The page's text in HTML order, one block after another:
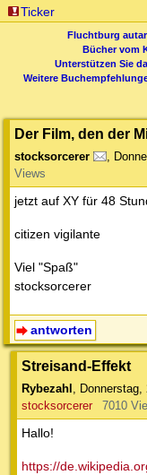
Ticker
Fluchtburg
Bücher vom
Unterstützen Sie
Weitere
Der Film, den der
stocksorcerer ,
Views
jetzt auf XY für 48
citizen vigilante
Viel "Spaß"
stocksorcerer
antworten
Streisand-Effekt
Rybezahl ,
stocksorcerer
7010
Hallo!
https://